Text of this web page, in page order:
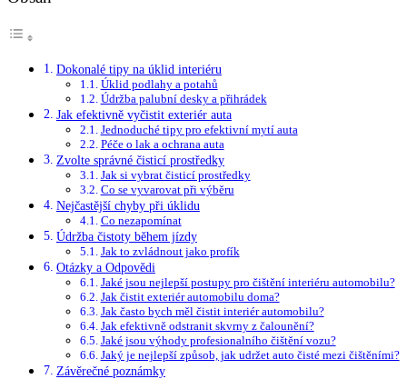
Dokonalé tipy na úklid interiéru
Úklid podlahy a potahů
Údržba palubní desky a přihrádek
Jak efektivně vyčistit exteriér auta
Jednoduché tipy pro efektivní mytí auta
Péče o lak a ochrana auta
Zvolte správné čisticí prostředky
Jak si vybrat čisticí prostředky
Co se vyvarovat při výběru
Nejčastější chyby při úklidu
Co nezapomínat
Údržba čistoty během jízdy
Jak to zvládnout jako profík
Otázky a Odpovědi
Jaké jsou nejlepší postupy pro čištění interiéru automobilu?
Jak čistit exteriér automobilu doma?
Jak často bych měl čistit interiér automobilu?
Jak efektivně odstranit skvrny z čalounění?
Jaké jsou výhody profesionalního čištění vozu?
Jaký je nejlepší způsob, jak udržet auto čisté mezi čištěními?
Závěrečné poznámky